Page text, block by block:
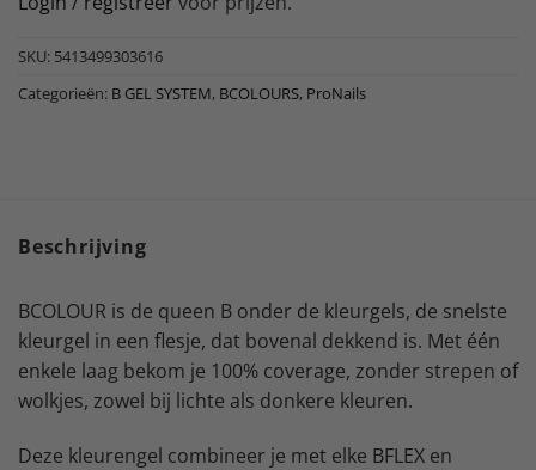
SKU: 5413499303616
Categorieën: B GEL SYSTEM, BCOLOURS, ProNails
Beschrijving
BCOLOUR is de queen B onder de kleurgels, de snelste
kleurgel in een flesje, dat bovenal dekkend is. Met één
enkele laag bekom je 100% coverage, zonder strepen of
wolkjes, zowel bij lichte als donkere kleuren.
Deze kleurengel combineer je met elke BFLEX en